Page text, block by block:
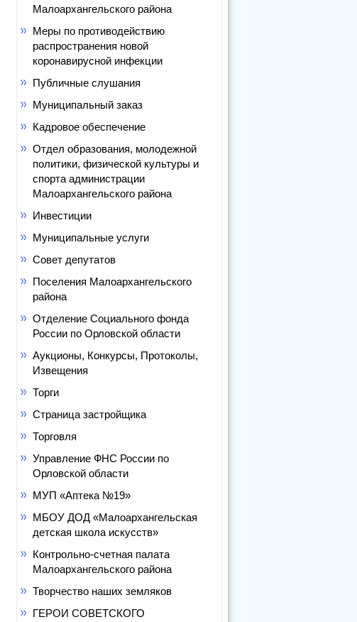
Малоархангельского района
Меры по противодействию
распространения новой
коронавирусной инфекции
Публичные слушания
Муниципальный заказ
Кадровое обеспечение
Отдел образования, молодежной
политики, физической культуры и
спорта администрации
Малоархангельского района
Инвестиции
Муниципальные услуги
Совет депутатов
Поселения Малоархангельского
района
Отделение Социального фонда
России по Орловской области
Аукционы, Конкурсы, Протоколы,
Извещения
Торги
Страница застройщика
Торговля
Управление ФНС России по
Орловской области
МУП «Аптека №19»
МБОУ ДОД «Малоархангельская
детская школа искусств»
Контрольно-счетная палата
Малоархангельского района
Творчество наших земляков
ГЕРОИ СОВЕТСКОГО